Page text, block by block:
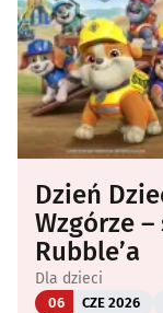
Dzień
Wzgórze
Rubble’a
Dla dzieci
06 CZE 2026